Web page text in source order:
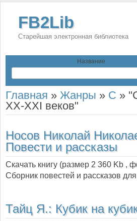
FB2Lib
Старейшая электронная библиотека
Название
Главная » Жанры » С »
XX-XXI веков"
Носов Николай
Повести и рассказы
Скачать книгу (размер 2 360 Kb ,
Сборник повестей и рассказов
Тайц Я.: Кубик на